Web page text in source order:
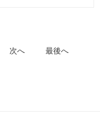
次へ 最後へ